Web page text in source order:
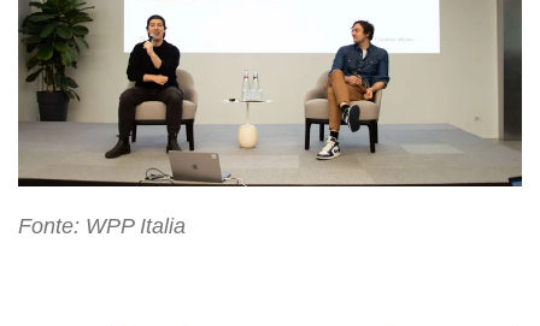
Fonte: WPP Italia